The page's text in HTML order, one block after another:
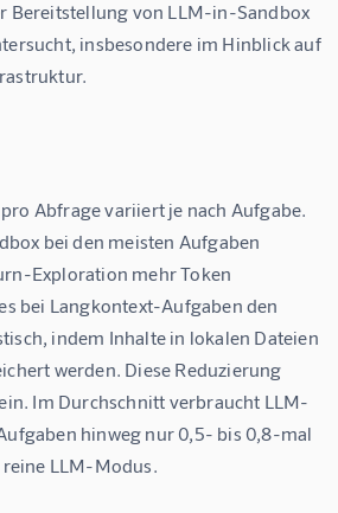
Bereitstellung von LLM-in-Sandbox
insbesondere im Hinblick auf
Abfrage variiert je nach Aufgabe.
bei den meisten Aufgaben
Exploration mehr Token
bei Langkontext-Aufgaben den
indem Inhalte in lokalen Dateien
werden. Diese Reduzierung
Im Durchschnitt verbraucht LLM-
hinweg nur 0,5- bis 0,8-mal
reine LLM-Modus.